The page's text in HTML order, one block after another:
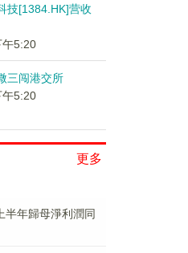
技[1384.HK]营收
午5:20
三闯港交所
午5:20
更多
半年歸母淨利潤同